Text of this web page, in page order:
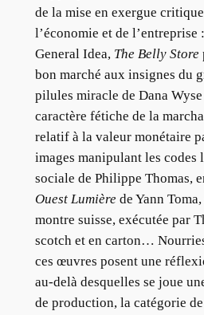
de la mise en exergue
l’économie et de l’entreprise
General Idea, The Belly Store
bon marché aux insignes du
pilules miracle de Dana
caractère fétiche de la
relatif à la valeur monétaire
images manipulant les codes
sociale de Philippe Thomas,
Ouest Lumièrede Yann
montre suisse, exécutée par
scotch et en carton…
ces œuvres posent une
au-delà desquelles se joue
de production, la catégorie